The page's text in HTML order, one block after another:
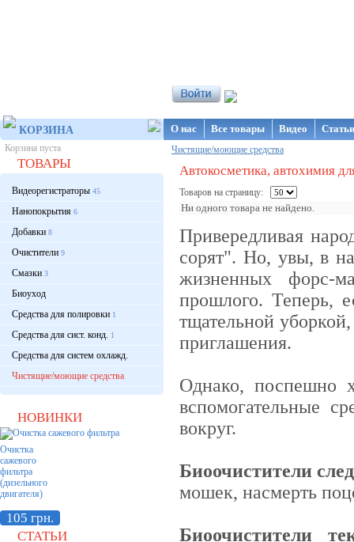
КОРЗИНА
Корзина пуста
ТОВАРЫ
Видеорегистраторы 45
Нанопокрытия 6
Добавки 8
Очистители 9
Смазки 3
Биоуход
Средства для полировки 1
Средства для сист. конд. 1
Средства для систем охлажд.
Чистящие/моющие средства
НОВИНКИ
Очистка
сажевого
фильтра
(дизельного
двигателя)
105 грн.
СТАТЬИ
О нас Все товары Видео
Чистящие/моющие средства
Автокосметика, автохимия
Товаров на страницу:
Ни одного товара не найдено.
Привередливая
сорят". Но, увы, в
жизненных форс-
прошлого. Теперь,
тщательной уборкой,
приглашения.
Однако, поспешно
вспомогательные
вокруг.
Биоочистители
мошек, насмерть
Биоочистители